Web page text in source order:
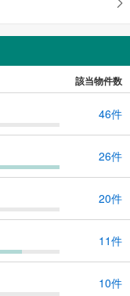
該当物件数
46件
26件
20件
11件
10件